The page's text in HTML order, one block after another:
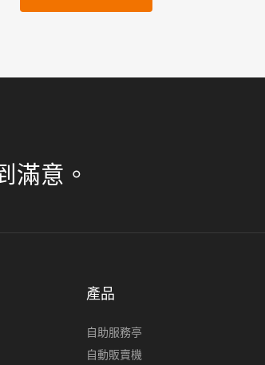
滿意。
產品
自助服務亭
自動販賣機